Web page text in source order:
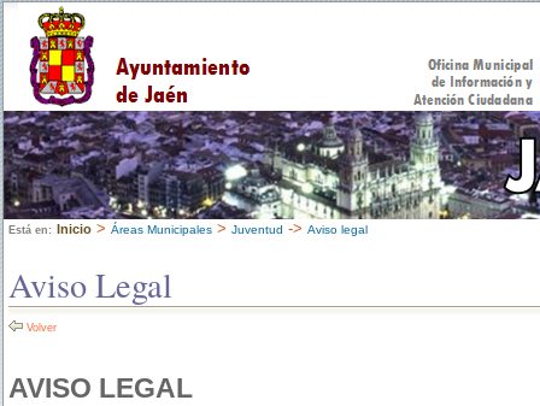
Está en: Inicio > Áreas Municipales > Juventud -> Aviso legal
Aviso Legal
Volver
AVISO LEGAL